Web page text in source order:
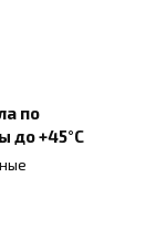
по
до +45°C